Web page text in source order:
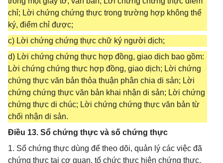
chỉ; Lời chứng chứng thực trong trường hợp không thể
ký, điểm chỉ được;
c) Lời chứng chứng thực chữ ký người dịch;
d) Lời chứng chứng thực hợp đồng, giao dịch bao gồm:
Lời chứng chứng thực hợp đồng, giao dịch; Lời chứng
chứng thực văn bản thỏa thuận phân chia di sản; Lời
chứng chứng thực văn bản khai nhận di sản; Lời chứng
chứng thực di chúc; Lời chứng chứng thực văn bản từ
chối nhận di sản.
Điều 13. Sổ chứng thực và số chứng thực
1. Sổ chứng thực dùng để theo dõi, quản lý các việc đã
chứng thực tại cơ quan, tổ chức thực hiện chứng thực.